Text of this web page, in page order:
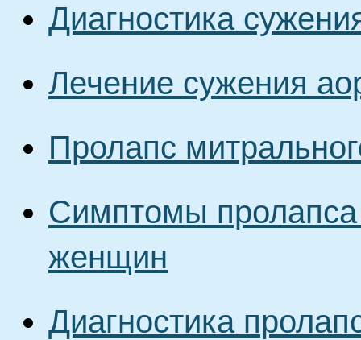
Диагностика
Лечение сужения
Пролапс
Симптомы пролапса
женщин
Диагностика